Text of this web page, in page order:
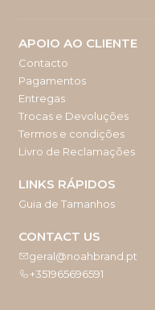
APOIO AO CLIENTE
Contacto
Pagamentos
Entregas
Trocas e Devoluções
Termos e condições
Livro de Reclamações
LINKS RÁPIDOS
Guia de Tamanhos
CONTACT US
geral@noahbrand.pt
+351965696591